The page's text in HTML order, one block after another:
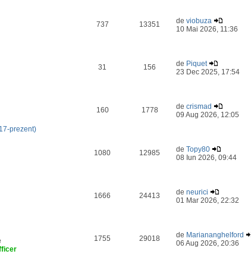
737 13351 deviobuza
10 Mai 2026, 11:36
31 156 de Piquet
23 Dec 2025, 17:54
prezent)
160 1778 decrismad
09 Aug 2026, 12:05
1080 12985 deTopy80
08 Iun 2026, 09:44
1666 24413 deneurici
01 Mar 2026, 22:32
1755 29018 de Mariananghelford
06 Aug 2026, 20:36